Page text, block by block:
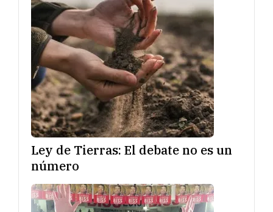
Ley de Tierras: El debate no es un
número